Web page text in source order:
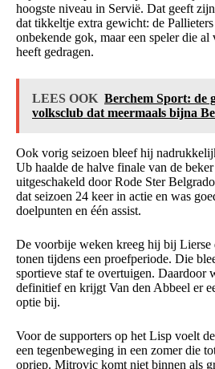
hoogste niveau in Servië. Dat geeft
dat tikkeltje extra gewicht: de Pallieters
onbekende gok, maar een speler die
heeft gedragen.
LEES OOK Berchem Sport: de
volksclub dat meermaals bijna
Ook vorig seizoen bleef hij
Ub haalde de halve finale van de
uitgeschakeld door Rode Ster
dat seizoen 24 keer in actie en was
doelpunten en één assist.
De voorbije weken kreeg hij bij Lierse
tonen tijdens een proefperiode. Die
sportieve staf te overtuigen. Daardoor
definitief en krijgt Van den Abbeel er
optie bij.
Voor de supporters op het Lisp voelt
een tegenbeweging in een zomer die
opriep. Mitrovic komt niet binnen als